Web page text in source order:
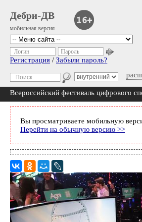
Дебри-ДВ
мобильная версия
Логин Пароль
Регистрация / Забыли пароль?
Всероссийский фестиваль цифрового
Вы просматриваете мобильную
Перейти на обычную версию >>